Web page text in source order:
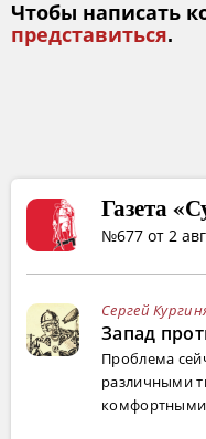
Чтобы написать
представиться.
Газета
№677 от 2
Сергей
Запад
Проблема
различными